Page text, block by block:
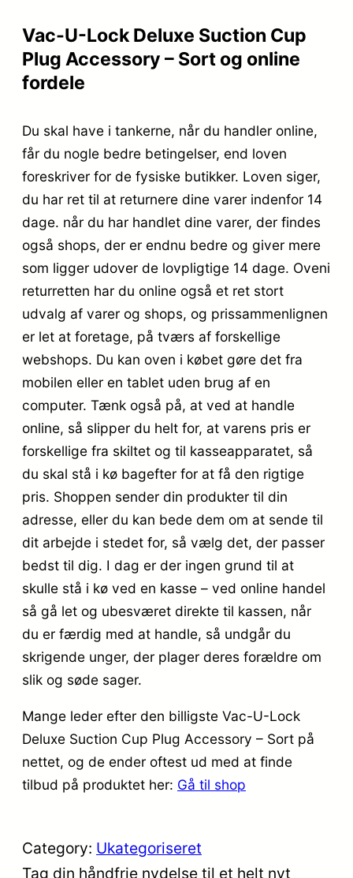
Vac-U-Lock Deluxe Suction Cup
Plug Accessory – Sort og online
fordele
Du skal have i tankerne, når du handler online,
får du nogle bedre betingelser, end loven
foreskriver for de fysiske butikker. Loven siger,
du har ret til at returnere dine varer indenfor 14
dage. når du har handlet dine varer, der findes
også shops, der er endnu bedre og giver mere
som ligger udover de lovpligtige 14 dage. Oveni
returretten har du online også et ret stort
udvalg af varer og shops, og prissammenlignen
er let at foretage, på tværs af forskellige
webshops. Du kan oven i købet gøre det fra
mobilen eller en tablet uden brug af en
computer. Tænk også på, at ved at handle
online, så slipper du helt for, at varens pris er
forskellige fra skiltet og til kasseapparatet, så
du skal stå i kø bagefter for at få den rigtige
pris. Shoppen sender din produkter til din
adresse, eller du kan bede dem om at sende til
dit arbejde i stedet for, så vælg det, der passer
bedst til dig. I dag er der ingen grund til at
skulle stå i kø ved en kasse – ved online handel
så gå let og ubesværet direkte til kassen, når
du er færdig med at handle, så undgår du
skrigende unger, der plager deres forældre om
slik og søde sager.
Mange leder efter den billigste Vac-U-Lock
Deluxe Suction Cup Plug Accessory – Sort på
nettet, og de ender oftest ud med at finde
tilbud på produktet her: Gå til shop
Category: Ukategoriseret
Tag din håndfrie nydelse til et helt nyt